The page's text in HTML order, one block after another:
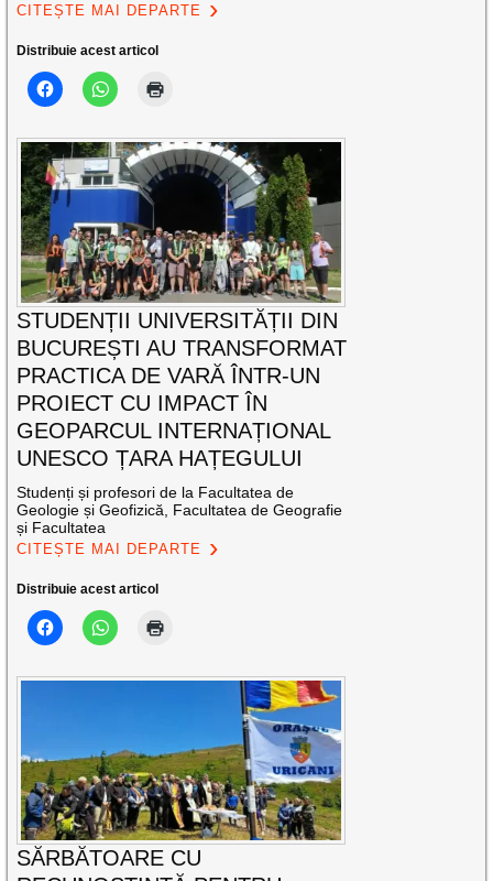
CITEȘTE MAI DEPARTE
Distribuie acest articol
STUDENȚII UNIVERSITĂȚII DIN
BUCUREȘTI AU TRANSFORMAT
PRACTICA DE VARĂ ÎNTR-UN
PROIECT CU IMPACT ÎN
GEOPARCUL INTERNAȚIONAL
UNESCO ȚARA HAȚEGULUI
Studenți și profesori de la Facultatea de
Geologie și Geofizică, Facultatea de Geografie
și Facultatea
CITEȘTE MAI DEPARTE
Distribuie acest articol
SĂRBĂTOARE CU